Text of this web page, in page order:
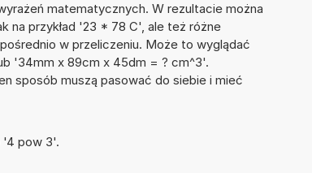
matematycznych. W rezultacie można
na przykład '23 * 78 C', ale też różne
w przeliczeniu. Może to wyglądać
'34mm x 89cm x 45dm = ? cm^3'.
sposób muszą pasować do siebie i mieć
'4 pow 3'.